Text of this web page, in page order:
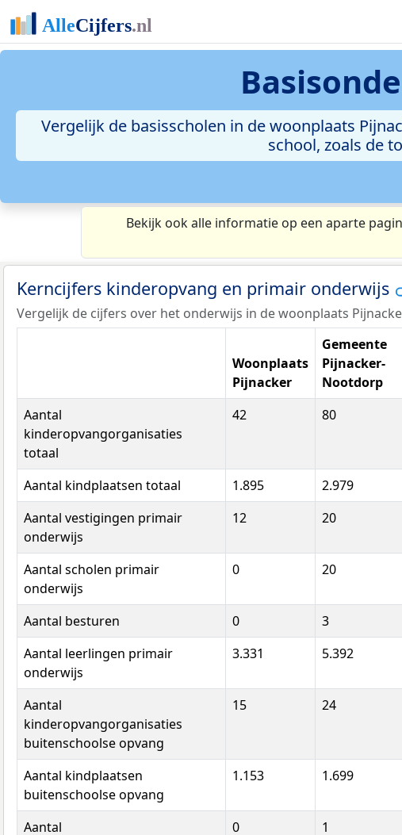
Vergelijk de basisscholen in de woonplaats
school, zoals de
Bekijk ook alle informatie op een aparte
Kerncijfers kinderopvang en primair onderwijs
Vergelijk de cijfers over het onderwijs in de woonplaats
Woonplaats
Pijnacker
Gemeente
Pijnacker-
Nootdorp
Aantal
kinderopvangorganisaties
totaal
42 80
Aantal kindplaatsen totaal 1.895 2.979
Aantal vestigingen primair
onderwijs
12 20
Aantal scholen primair
onderwijs
0 20
Aantal besturen 0 3
Aantal leerlingen primair
onderwijs
3.331 5.392
Aantal
kinderopvangorganisaties
buitenschoolse opvang
15 24
Aantal kindplaatsen
buitenschoolse opvang
1.153 1.699
Aantal
0 1